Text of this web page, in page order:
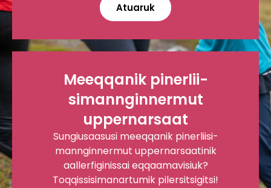
Atuaruk
Meeqqanik pinerlii-
simannginnermut
uppernarsaat
Sungiusaasusi meeqqanik pinerliisi-
mannginnermut uppernarsaatinik
aallerfiginissai eqqaamavisiuk?
Toqqissisimanartumik pilersitsigitsi!